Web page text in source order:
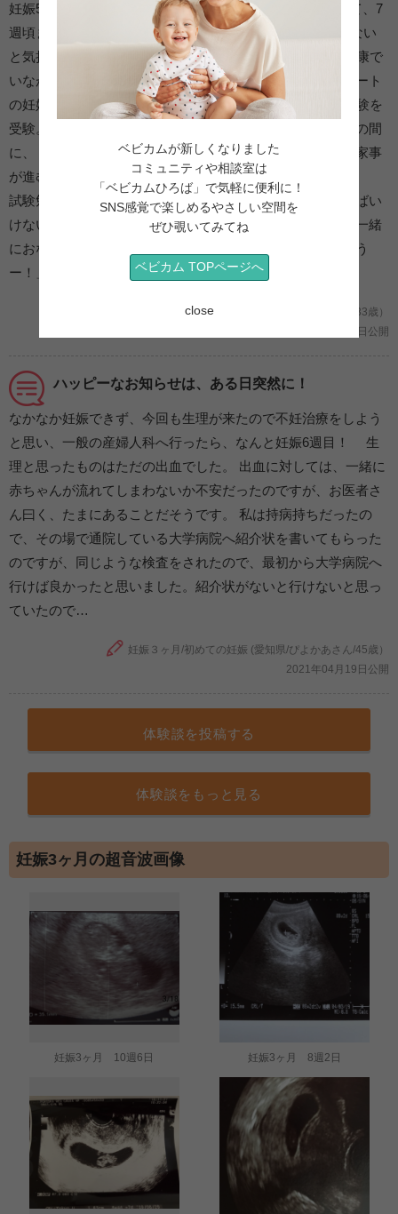
妊娠5週頃より食べづわりが始まり、試験勉強もあいまって、7
週頃までに約3kg体重が増加。その後も何か口に入れていない
と気持ち悪く、試験日である妊娠12週までまずは無事に健康で
いながら勉強すると決めて試験に臨みました。ラストスパート
の妊娠11週頃に気持ち悪さが軽減し、主人の助けもあり試験を
受験。無事合格しました。試験が終わり、結果を待つまでの間
に、「あれ？つわりが終わっている…」と気づき、自然と家事
が進むように。
試験勉強をしながらのつわりは気持ち悪さと勉強しなければい
けない焦燥感の両方で「しんどかったなー」と思う反面、一緒
におなかにいてくれたからこそ頑張れました！「ありがとう
ー！」と思いました。
妊娠３ヶ月/初めての妊娠 (大阪府/まどたん/33歳）
2021年04月19日公開
ハッピーなお知らせは、ある日突然に！
なかなか妊娠できず、今回も生理が来たので不妊治療をしよう
と思い、一般の産婦人科へ行ったら、なんと妊娠6週目！ 生
理と思ったものはただの出血でした。 出血に対しては、一緒に
赤ちゃんが流れてしまわないか不安だったのですが、お医者さ
ん曰く、たまにあることだそうです。 私は持病持ちだったの
で、その場で通院している大学病院へ紹介状を書いてもらった
のですが、同じような検査をされたので、最初から大学病院へ
行けば良かったと思いました。紹介状がないと行けないと思っ
ていたので…
妊娠３ヶ月/初めての妊娠 (愛知県/ぴよかあさん/45歳）
2021年04月19日公開
体験談を投稿する
体験談をもっと見る
妊娠3ヶ月の超音波画像
妊娠3ヶ月 10週6日 妊娠3ヶ月 8週2日
ベビカムが新しくなりました
コミュニティや相談室は
「ベビカムひろば」で気軽に便利に！
SNS感覚で楽しめるやさしい空間を
ぜひ覗いてみてね
ベビカム TOPページへ
close